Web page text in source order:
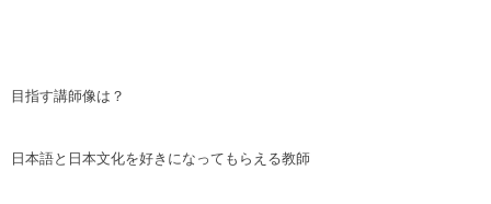
目指す講師像は？
日本語と日本文化を好きになってもらえる教師